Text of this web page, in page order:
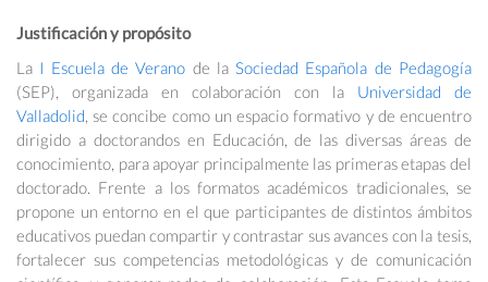
Justificación y propósito
La I Escuela de Verano de laSociedad Española de Pedagogía
(SEP), organizada en colaboración con la Universidad de
Valladolid, se concibe como un espacio formativo y de encuentro
dirigido a doctorandos en Educación, de las diversas áreas de
conocimiento, para apoyar principalmente las primeras etapas del
doctorado. Frente a los formatos académicos tradicionales, se
propone un entorno en el que participantes de distintos ámbitos
educativos puedan compartir y contrastar sus avances con la tesis,
fortalecer sus competencias metodológicas y de comunicación